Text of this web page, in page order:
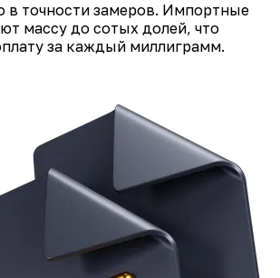
в точности замеров. Импортные
массу до сотых долей, что
за каждый миллиграмм.